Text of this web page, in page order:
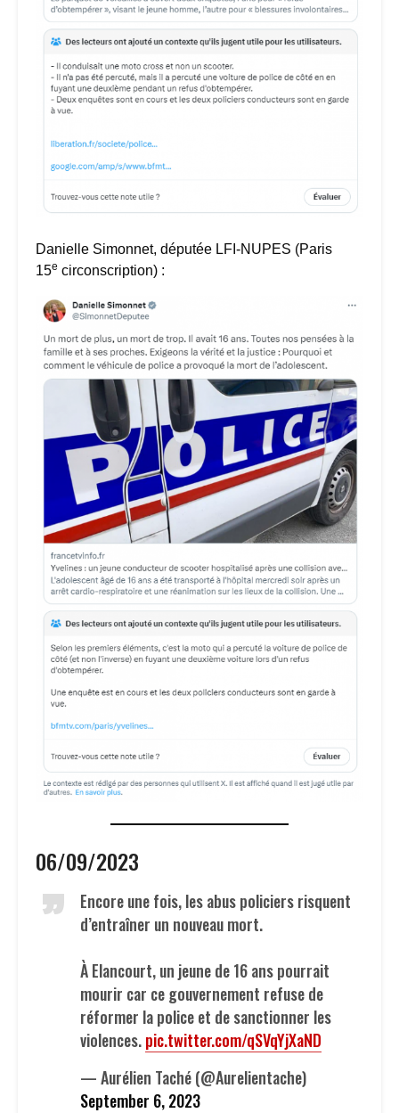
Danielle Simonnet, députée LFI-NUPES (Paris
15e circonscription) :
06/09/2023
Encore une fois, les abus policiers risquent
d’entraîner un nouveau mort.
À Elancourt, un jeune de 16 ans pourrait
mourir car ce gouvernement refuse de
réformer la police et de sanctionner les
violences.pic.twitter.com/qSVqYjXaND
— Aurélien Taché (@Aurelientache)
September 6, 2023